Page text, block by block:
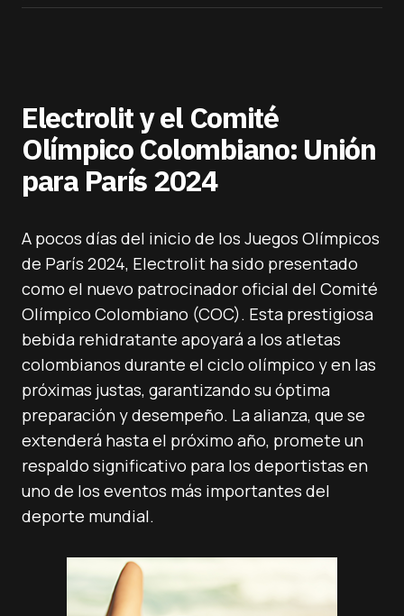
Electrolit y el Comité
Olímpico Colombiano: Unión
para París 2024
A pocos días del inicio de los Juegos Olímpicos
de París 2024, Electrolit ha sido presentado
como el nuevo patrocinador oficial del Comité
Olímpico Colombiano (COC). Esta prestigiosa
bebida rehidratante apoyará a los atletas
colombianos durante el ciclo olímpico y en las
próximas justas, garantizando su óptima
preparación y desempeño. La alianza, que se
extenderá hasta el próximo año, promete un
respaldo significativo para los deportistas en
uno de los eventos más importantes del
deporte mundial.